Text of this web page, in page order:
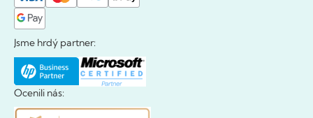
Jsme hrdý partner:
Ocenili nás: